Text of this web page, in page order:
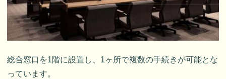
総合窓口を1階に設置し、1ヶ所で複数の手続きが可能とな
っています。